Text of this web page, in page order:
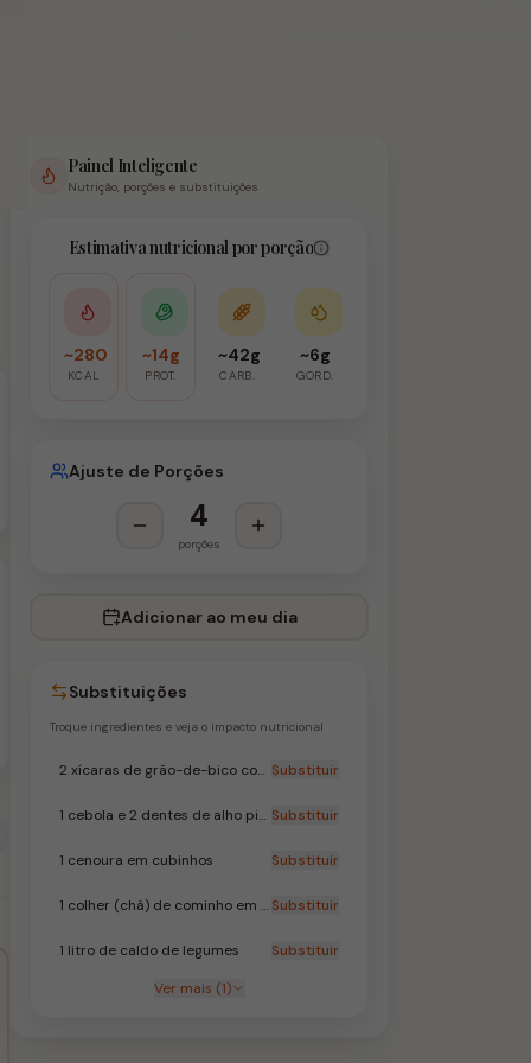
Painel Inteligente
Nutrição, porções e substituições
Estimativa nutricional por porção
~280
KCAL
~14g
PROT.
~42g
CARB.
~6g
GORD.
Ajuste de Porções
4
porções
Adicionar ao meu dia
Substituições
Troque ingredientes e veja o impacto nutricional
2 xícaras de grão-de-bico cozido Substituir
1 cebola e 2 dentes de alho picados Substituir
1 cenoura em cubinhos Substituir
1 colher (chá) de cominho em pó Substituir
1 litro de caldo de legumes
Substituir
Ver mais (1)